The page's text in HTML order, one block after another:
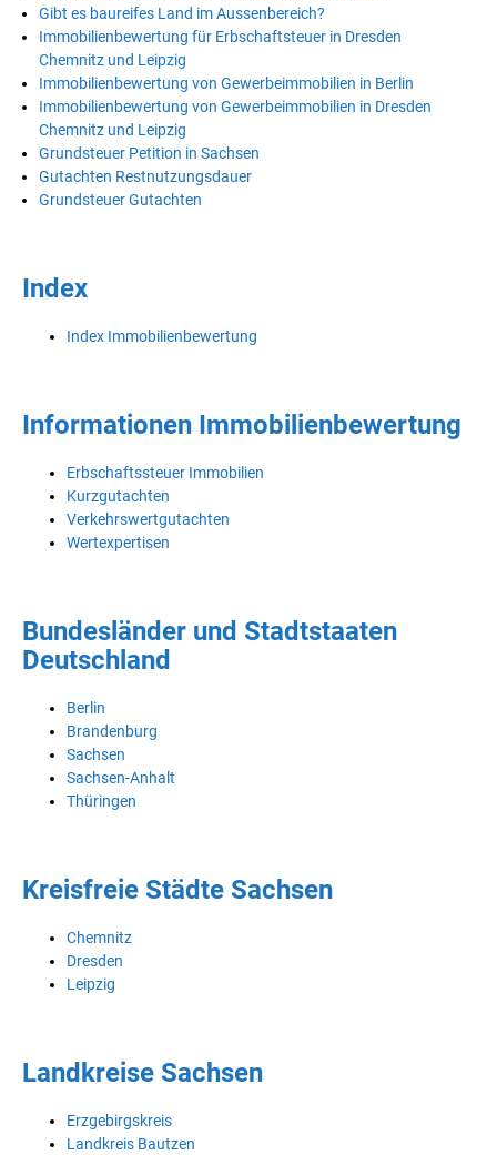
Gibt es baureifes Land im Aussenbereich?
Immobilienbewertung für Erbschaftsteuer in Dresden
Chemnitz und Leipzig
Immobilienbewertung von Gewerbeimmobilien in Berlin
Immobilienbewertung von Gewerbeimmobilien in Dresden
Chemnitz und Leipzig
Grundsteuer Petition in Sachsen
Gutachten Restnutzungsdauer
Grundsteuer Gutachten
Index
Index Immobilienbewertung
Informationen Immobilienbewertung
Erbschaftssteuer Immobilien
Kurzgutachten
Verkehrswertgutachten
Wertexpertisen
Bundesländer und Stadtstaaten
Deutschland
Berlin
Brandenburg
Sachsen
Sachsen-Anhalt
Thüringen
Kreisfreie Städte Sachsen
Chemnitz
Dresden
Leipzig
Landkreise Sachsen
Erzgebirgskreis
Landkreis Bautzen